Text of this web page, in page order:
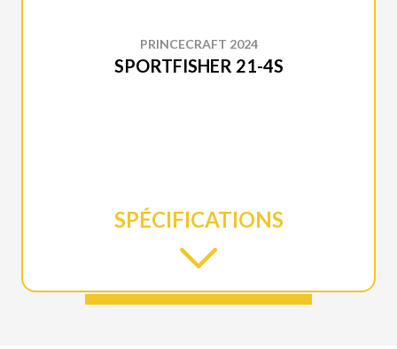
PRINCECRAFT 2024
SPORTFISHER 21-4S
SPÉCIFICATIONS